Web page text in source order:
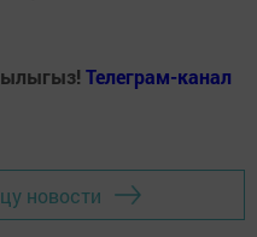
Телеграм-канал
новости